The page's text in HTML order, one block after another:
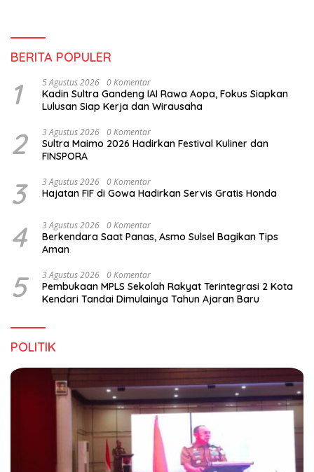
BERITA POPULER
1 5 Agustus 2026 0 Komentar
Kadin Sultra Gandeng IAI Rawa Aopa, Fokus Siapkan
Lulusan Siap Kerja dan Wirausaha
2 3 Agustus 2026 0 Komentar
Sultra Maimo 2026 Hadirkan Festival Kuliner dan
FINSPORA
3 3 Agustus 2026 0 Komentar
Hajatan FIF di Gowa Hadirkan Servis Gratis Honda
4 3 Agustus 2026 0 Komentar
Berkendara Saat Panas, Asmo Sulsel Bagikan Tips
Aman
5 3 Agustus 2026 0 Komentar
Pembukaan MPLS Sekolah Rakyat Terintegrasi 2 Kota
Kendari Tandai Dimulainya Tahun Ajaran Baru
POLITIK